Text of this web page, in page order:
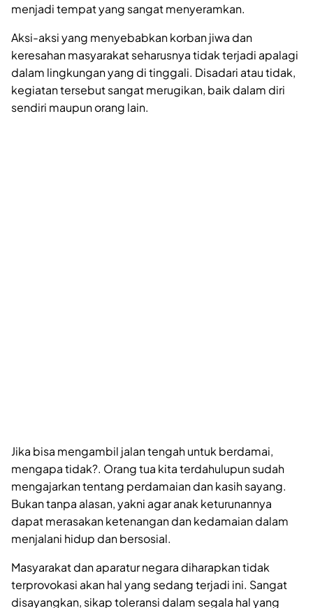
menjadi tempat yang sangat menyeramkan.
Aksi-aksi yang menyebabkan korban jiwa dan
keresahan masyarakat seharusnya tidak terjadi apalagi
dalam lingkungan yang di tinggali. Disadari atau tidak,
kegiatan tersebut sangat merugikan, baik dalam diri
sendiri maupun orang lain.
Jika bisa mengambil jalan tengah untuk berdamai,
mengapa tidak?. Orang tua kita terdahulupun sudah
mengajarkan tentang perdamaian dan kasih sayang.
Bukan tanpa alasan, yakni agar anak keturunannya
dapat merasakan ketenangan dan kedamaian dalam
menjalani hidup dan bersosial.
Masyarakat dan aparatur negara diharapkan tidak
terprovokasi akan hal yang sedang terjadi ini. Sangat
disayangkan, sikap toleransi dalam segala hal yang